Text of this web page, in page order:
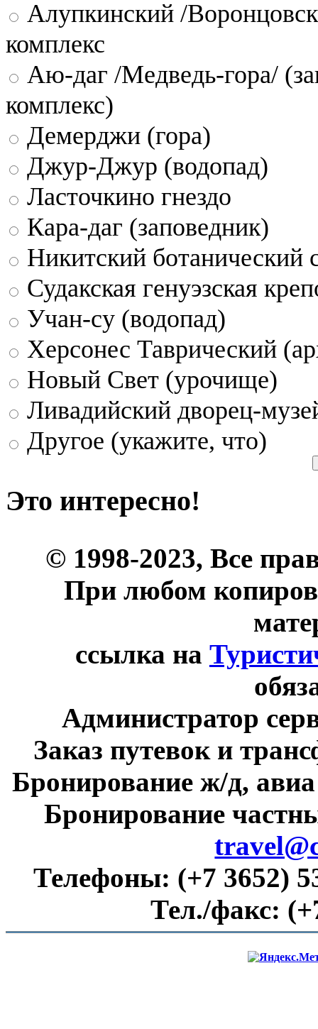
Алупкинский /
комплекс
Аю-даг /Медведь-гора/
комплекс)
Демерджи (гора)
Джур-Джур (водопад)
Ласточкино гнездо
Кара-даг (заповедник)
Никитский ботанический
Судакская генуэзская
Учан-су (водопад)
Херсонес Таврический
Новый Свет (урочище)
Ливадийский дворец-
Другое (укажите, что)
Это интересно!
© 1998-2023, Все
При любом
ссылка на
Администратор
Заказ путевок и
Бронирование ж/д,
Бронирование
Телефоны: (+7 3652)
Тел./факс: